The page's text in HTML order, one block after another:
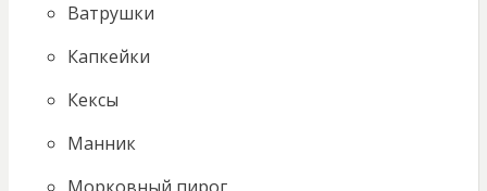
Ватрушки
Капкейки
Кексы
Манник